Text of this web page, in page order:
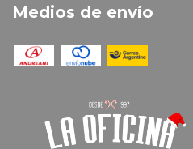
Medios de envío